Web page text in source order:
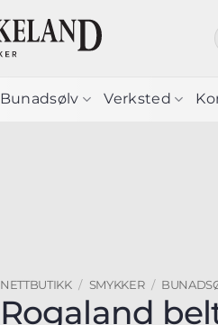
Bunadsølv Verksted
NETTBUTIKK / SMYKKER /
Rogaland